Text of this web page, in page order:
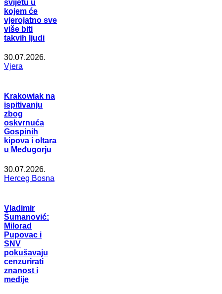
svijetu u
kojem će
vjerojatno sve
više biti
takvih ljudi
30.07.2026.
Vjera
Krakowiak na
ispitivanju
zbog
oskvrnuća
Gospinih
kipova i oltara
u Međugorju
30.07.2026.
Herceg Bosna
Vladimir
Šumanović:
Milorad
Pupovac i
SNV
pokušavaju
cenzurirati
znanost i
medije